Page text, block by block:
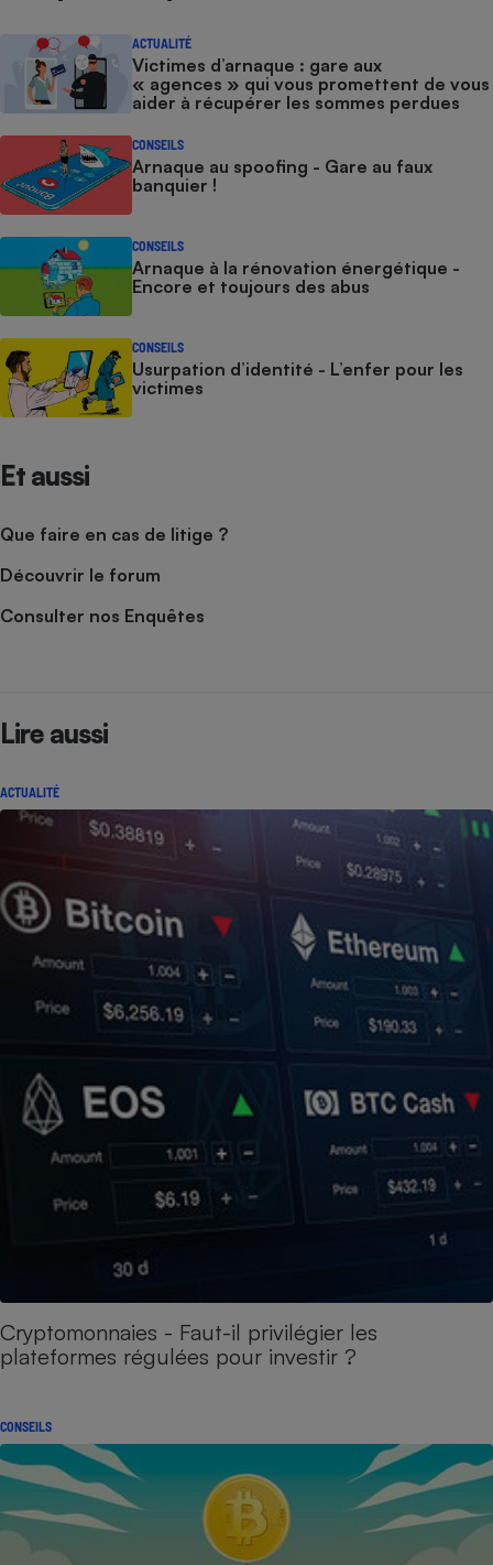
ACTUALITÉ
Victimes d’arnaque : gare aux
« agences » qui vous promettent de vous
aider à récupérer les sommes perdues
CONSEILS
Arnaque au spoofing - Gare au faux
banquier !
CONSEILS
Arnaque à la rénovation énergétique -
Encore et toujours des abus
CONSEILS
Usurpation d’identité - L’enfer pour les
victimes
Et aussi
Que faire en cas de litige ?
Découvrir le forum
Consulter nos Enquêtes
Lire aussi
ACTUALITÉ
Cryptomonnaies - Faut-il privilégier les
plateformes régulées pour investir ?
CONSEILS